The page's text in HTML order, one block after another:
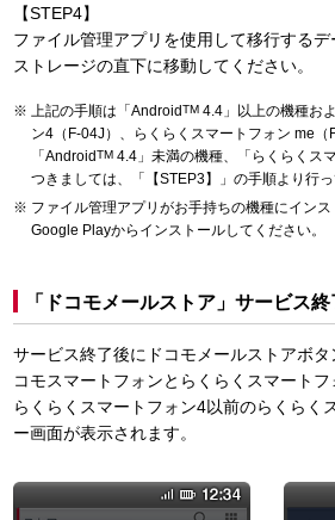
【STEP4】
ファイル管理アプリを使用して移行する
ストレージの直下に移動してください。
上記の手順は「AndroidTM 4.4」以上の機種お
ン4（F-04J）、らくらくスマートフォン me（
「AndroidTM 4.4」未満の機種、「らくらくス
つきましては、「【STEP3】」の手順より行っ
ファイル管理アプリがお手持ちの機種にイン
Google Playからインストールしてください。
「ドコモメールストア」サービス
サービス終了後にドコモメールストアボ
コモスマートフォンとらくらくスマートフ
らくらくスマートフォン4以前のらくらく
ー画面が表示されます。